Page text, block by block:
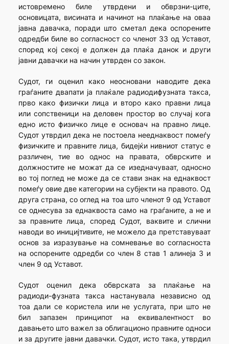
истовремено биле утврдени и обврзни-ците,
основицата, висината и начинот на плаќање на оваа
јавна давачка, поради што сметал дека оспорените
одредби биле во согласност со членот 33 од Уставот,
според кој секој е должен да плаќа данок и други
јавни давачки на начин утврден со закон.
Судот, ги оценил како неосновани наводите дека
граѓаните двапати ја плаќале радиодифузната такса,
прво како физички лица и второ како правни лица
или сопственици на деловен простор во случај кога
едно исто физичко лице е основач на правно лице.
Судот утврдил дека не постоела нееднаквост помеѓу
физичките и правните лица, бидејќи нивниот статус е
различен, тие во однос на правата, обврските и
должностите не можат да се изедначуваат, односно
во тој поглед не може да се стави знак на еднаквост
помеѓу овие две категории на субјекти на правото. Од
друга страна, со оглед на тоа што членот 9 од Уставот
се однесува за еднаквоста само на граѓаните, а не и
за правните лица, според Судот, ваквите и слични
наводи во иницијтивите, не можело да претставуваат
основ за изразување на сомневање во согласноста
на оспорените одредби со член 8 став 1 алинеја 3 и
член 9 од Уставот.
Судот оценил дека обврската за плаќање на
радиоди-фузната такса настанувала независно од
тоа дали се користела или не услугата, при што не
бил запазен принципот на еквивалентност во
давањето што важел за облигационо правните односи
и за другите јавни давачки. Судот, исто така, утврдил